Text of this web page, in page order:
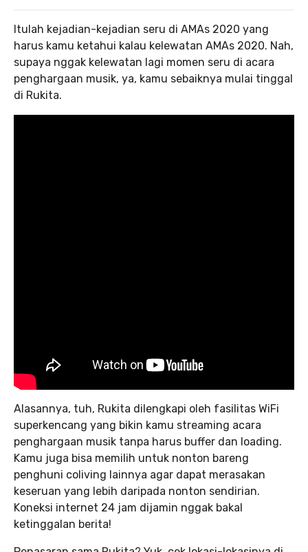
Itulah kejadian-kejadian seru di AMAs 2020 yang
harus kamu ketahui kalau kelewatan AMAs 2020. Nah,
supaya nggak kelewatan lagi momen seru di acara
penghargaan musik, ya, kamu sebaiknya mulai tinggal
di Rukita.
Alasannya, tuh, Rukita dilengkapi oleh fasilitas WiFi
superkencang yang bikin kamu streaming acara
penghargaan musik tanpa harus buffer dan loading.
Kamu juga bisa memilih untuk nonton bareng
penghuni coliving lainnya agar dapat merasakan
keseruan yang lebih daripada nonton sendirian.
Koneksi internet 24 jam dijamin nggak bakal
ketinggalan berita!